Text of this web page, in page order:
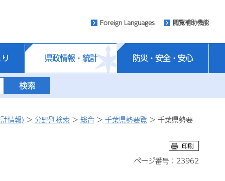
Foreign Languages 閲覧補助機能
県政情報・統計 防災・安全・安心
情報) > 分野別検索 > 総合 > 千葉県勢要覧 > 千葉県勢要
ページ番号：23962